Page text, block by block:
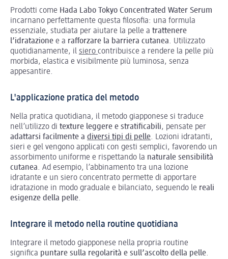
Prodotti come Hada Labo Tokyo Concentrated Water Serum
incarnano perfettamente questa filosofia: una formula
essenziale, studiata per aiutare la pelle a trattenere
l’idratazione e a rafforzare la barriera cutanea. Utilizzato
quotidianamente, il siero contribuisce a rendere la pelle più
morbida, elastica e visibilmente più luminosa, senza
appesantire.
L'applicazione pratica del metodo
Nella pratica quotidiana, il metodo giapponese si traduce
nell’utilizzo di texture leggere e stratificabili, pensate per
adattarsi facilmente a diversi tipi di pelle. Lozioni idratanti,
sieri e gel vengono applicati con gesti semplici, favorendo un
assorbimento uniforme e rispettando la naturale sensibilità
cutanea. Ad esempio, l’abbinamento tra una lozione
idratante e un siero concentrato permette di apportare
idratazione in modo graduale e bilanciato, seguendo le reali
esigenze della pelle.
Integrare il metodo nella routine quotidiana
Integrare il metodo giapponese nella propria routine
significa puntare sulla regolarità e sull’ascolto della pelle.